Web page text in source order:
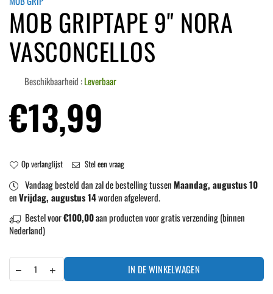
MOB GRIPTAPE 9" NORA
VASCONCELLOS
Beschikbaarheid :Leverbaar
Normale
prijs
€13,99
Op verlanglijst Stel een vraag
Vandaag besteld dan zal de bestelling tussenMaandag, augustus 10
enVrijdag, augustus 14worden afgeleverd.
Bestel voor€100,00aan producten voor gratis verzending (binnen
Nederland)
IN DE WINKELWAGEN